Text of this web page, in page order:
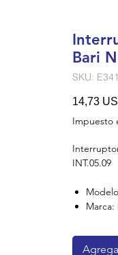
Bari
SKU:
14,73
Impuesto
INT.05.09
Marca: